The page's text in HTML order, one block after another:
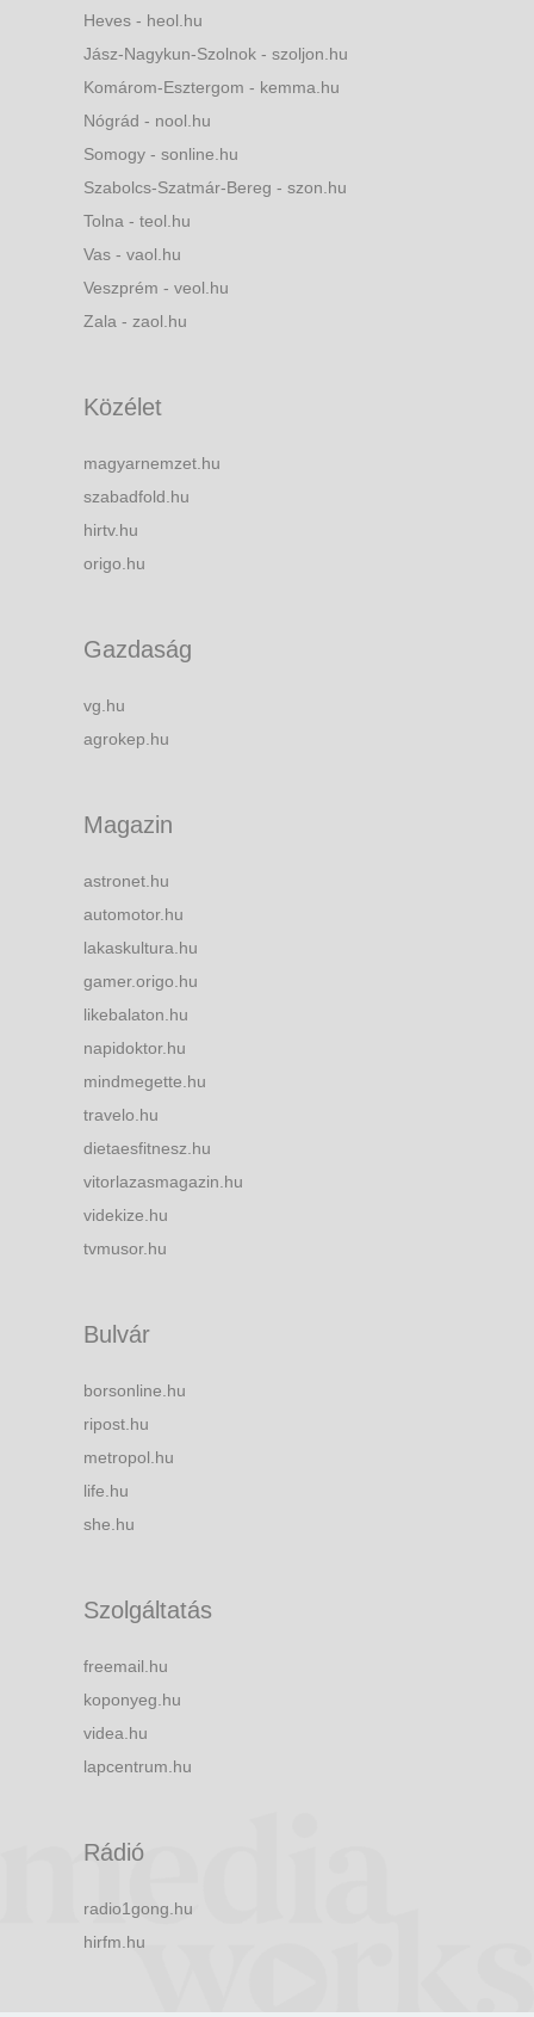
Heves - heol.hu
Jász-Nagykun-Szolnok - szoljon.hu
Komárom-Esztergom - kemma.hu
Nógrád - nool.hu
Somogy - sonline.hu
Szabolcs-Szatmár-Bereg - szon.hu
Tolna - teol.hu
Vas - vaol.hu
Veszprém - veol.hu
Zala - zaol.hu
Közélet
magyarnemzet.hu
szabadfold.hu
hirtv.hu
origo.hu
Gazdaság
vg.hu
agrokep.hu
Magazin
astronet.hu
automotor.hu
lakaskultura.hu
gamer.origo.hu
likebalaton.hu
napidoktor.hu
mindmegette.hu
travelo.hu
dietaesfitnesz.hu
vitorlazasmagazin.hu
videkize.hu
tvmusor.hu
Bulvár
borsonline.hu
ripost.hu
metropol.hu
life.hu
she.hu
Szolgáltatás
freemail.hu
koponyeg.hu
videa.hu
lapcentrum.hu
Rádió
radio1gong.hu
hirfm.hu